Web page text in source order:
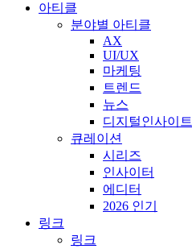
아티클
분야별 아티클
AX
UI/UX
마케팅
트렌드
뉴스
디지털인사이트
큐레이션
시리즈
인사이터
에디터
2026 인기
링크
링크